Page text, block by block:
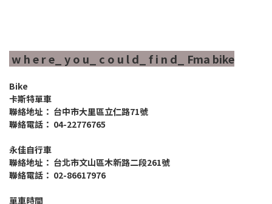
w h e r e_ y o u_ c o u l d_ f i n d_ Fma bike
Bike
卡斯特單車
聯絡地址： 台中市大里區立仁路71號
聯絡電話： 04-22776765
永佳自行車
聯絡地址： 台北市文山區木新路二段261號
聯絡電話： 02-86617976
單車時間